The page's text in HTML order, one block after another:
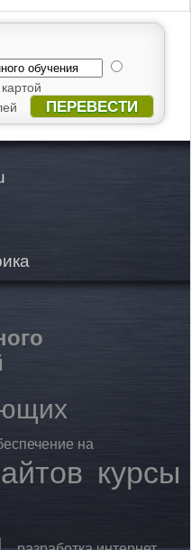
ПЕРЕВЕСТИ
на
курсы